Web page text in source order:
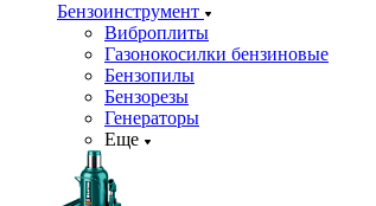
Бензоинструмент
Виброплиты
Газонокосилки бензиновые
Бензопилы
Бензорезы
Генераторы
Еще